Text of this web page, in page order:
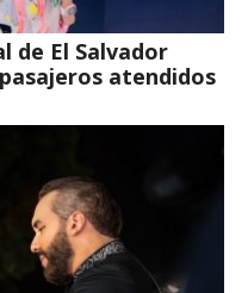
de El Salvador
atendidos